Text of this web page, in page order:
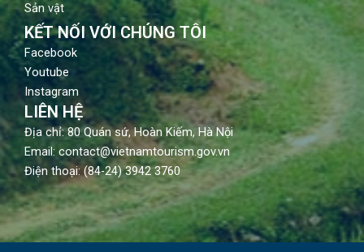
Sản vật
KẾT NỐI VỚI CHÚNG TÔI
Facebook
Youtube
Instagram
LIÊN HỆ
Địa chỉ: 80 Quán sứ, Hoàn Kiếm, Hà Nội
Email: contact@vietnamtourism.gov.vn
Điện thoại: (84-24) 3942 3760